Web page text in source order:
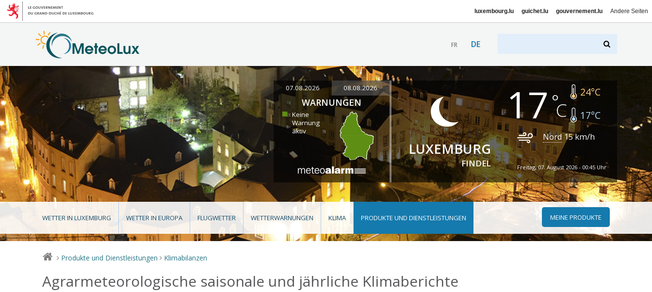
luxembourg.lu guichet.lu gouvernement.lu Andere Seiten
FR DE
07.08.2026 08.08.2026
WARNUNGEN
Keine
Warnung
aktiv
LUXEMBURG
FINDEL
17 24°C
17°C
Nord 15km/h
Freitag, 07. August 2026 - 00:45 Uhr
WETTER IN LUXEMBURG WETTER IN EUROPA FLUGWETTER WETTERWARNUNGEN KLIMA PRODUKTE UND DIENSTLEISTUNGEN MEINE PRODUKTE
> Produkte und Dienstleistungen > Klimabilanzen
Agrarmeteorologische saisonale und jährliche Klimaberichte